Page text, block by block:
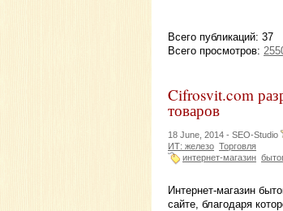
Всего публикаций: 37
Всего просмотров:
Cifrosvit.com
товаров
18 June, 2014 - SEO-Studio
ИТ: железо Торговля
интернет-магазин
Интернет-магазин
сайте, благодаря